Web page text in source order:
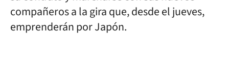
compañeros a la gira que, desde el jueves,
emprenderán por Japón.